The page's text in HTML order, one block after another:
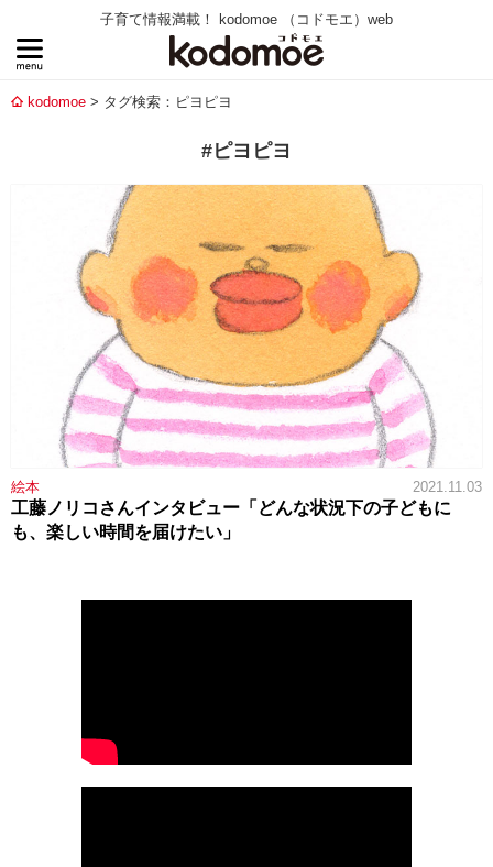
子育て情報満載！ kodomoe （コドモエ）web
kodomoe タグ検索：ピヨピヨ
#ピヨピヨ
絵本 2021.11.03
工藤ノリコさんインタビュー「どんな状況下の子どもに
も、楽しい時間を届けたい」